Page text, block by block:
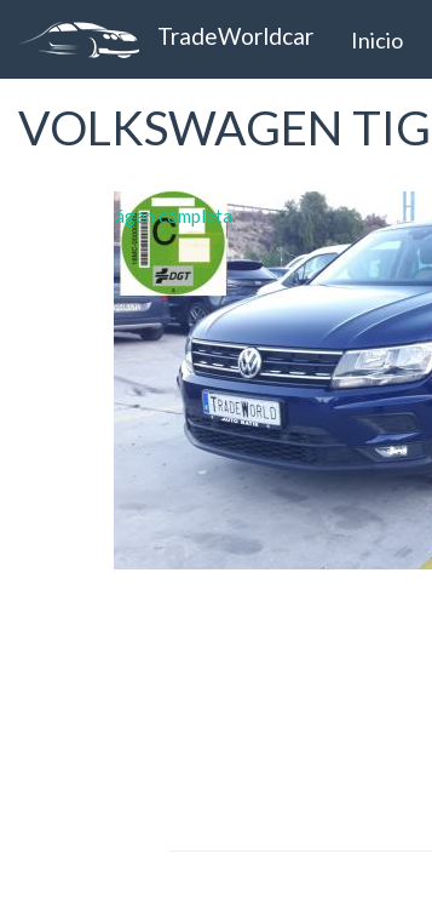
contenido
TradeWorldcar Inicio
VOLKSWAGEN
Ver la imágen completa